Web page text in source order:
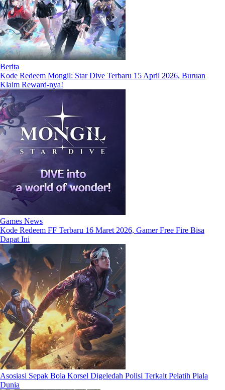
Berita
Kode Redeem Mongil: Star Dive Terbaru 15 April 2026, Buruan
Klaim Reward-nya!
Games News
Kode Redeem FF Terbaru 16 Maret 2026, Gamer Free Fire Bisa
Dapat Ini
Asosiasi Sepak Bola Korsel Digeledah Polisi Terkait Pelatih Piala
Dunia